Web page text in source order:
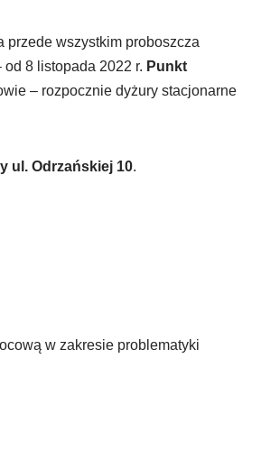
przede wszystkim proboszcza
8 listopada 2022 r. Punkt
– rozpocznie dyżury stacjonarne
ul. Odrzańskiej 10.
w zakresie problematyki